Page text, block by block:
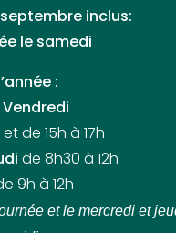
septembre inclus:
le samedi
:
de 15h à 17h
de 8h30 à 12h
9h à 12h
et le mercredi et